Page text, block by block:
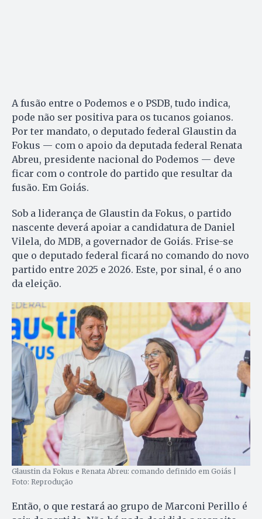
A fusão entre o Podemos e o PSDB, tudo indica,
pode não ser positiva para os tucanos goianos.
Por ter mandato, o deputado federal Glaustin da
Fokus — com o apoio da deputada federal Renata
Abreu, presidente nacional do Podemos — deve
ficar com o controle do partido que resultar da
fusão. Em Goiás.
Sob a liderança de Glaustin da Fokus, o partido
nascente deverá apoiar a candidatura de Daniel
Vilela, do MDB, a governador de Goiás. Frise-se
que o deputado federal ficará no comando do novo
partido entre 2025 e 2026. Este, por sinal, é o ano
da eleição.
Glaustin da Fokus e Renata Abreu: comando definido em Goiás |
Foto: Reprodução
Então, o que restará ao grupo de Marconi Perillo é